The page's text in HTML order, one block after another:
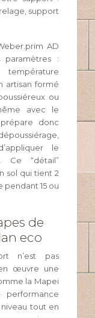
support
AD
:
artisan formé
ou
avec le
donc
le
Ce “détail”
sol qui tient 2
pendant 15 ou
de
eco
n’est pas
œuvre une
la Mapei
performance
tout en